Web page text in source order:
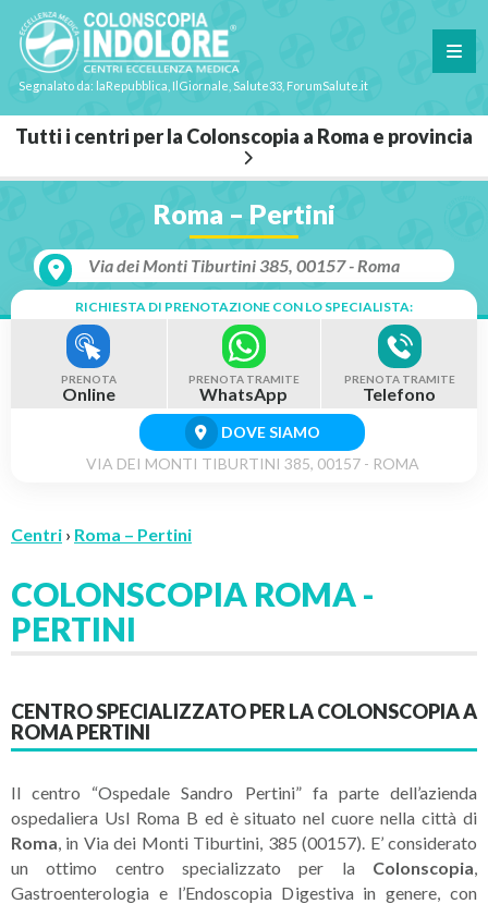
Segnalato da: laRepubblica, IlGiornale, Salute33, ForumSalute.it
Tutti i centri per la Colonscopia a Roma e provincia
Roma – Pertini
Via dei Monti Tiburtini 385, 00157 - Roma
RICHIESTA DI PRENOTAZIONE CON LO SPECIALISTA:
PRENOTA
Online
PRENOTA TRAMITE
WhatsApp
PRENOTA TRAMITE
Telefono
DOVE SIAMO
VIA DEI MONTI TIBURTINI 385, 00157 - ROMA
Centri › Roma – Pertini
COLONSCOPIA ROMA -
PERTINI
CENTRO SPECIALIZZATO PER LA COLONSCOPIA A
ROMA PERTINI
Il centro “Ospedale Sandro Pertini” fa parte dell’azienda
ospedaliera Usl Roma B ed è situato nel cuore nella città di
Roma, in Via dei Monti Tiburtini, 385 (00157). E’ considerato
un ottimo centro specializzato per la Colonscopia,
Gastroenterologia e l’Endoscopia Digestiva in genere, con